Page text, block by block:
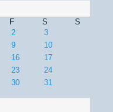
F S
S
2
3
9
10
16
17
23
24
30 31